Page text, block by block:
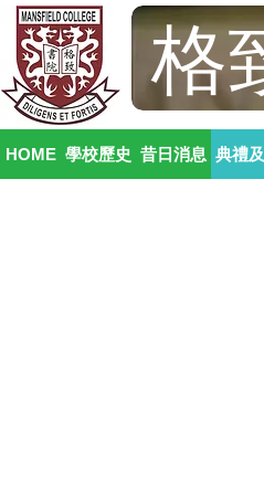
格
HOME 學校歷史 昔日消息 典禮